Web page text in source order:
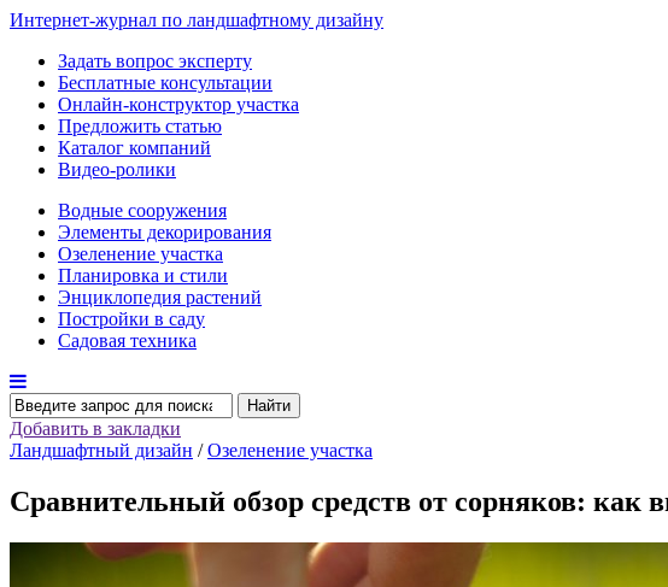
Интернет-журнал по ландшафтному дизайну
Задать вопрос эксперту
Бесплатные консультации
Онлайн-конструктор участка
Предложить статью
Каталог компаний
Видео-ролики
Водные сооружения
Элементы декорирования
Озеленение участка
Планировка и стили
Энциклопедия растений
Постройки в саду
Садовая техника
Найти
Добавить в закладки
Ландшафтный дизайн / Озеленение участка
Сравнительный обзор средств от сорняков: как